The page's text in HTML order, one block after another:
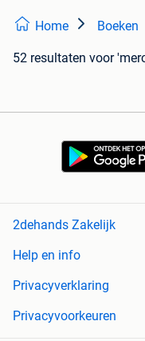
Home Boeken
52 resultaten voor
2dehands Zakelijk
Help en info
Privacyverklaring
Privacyvoorkeuren